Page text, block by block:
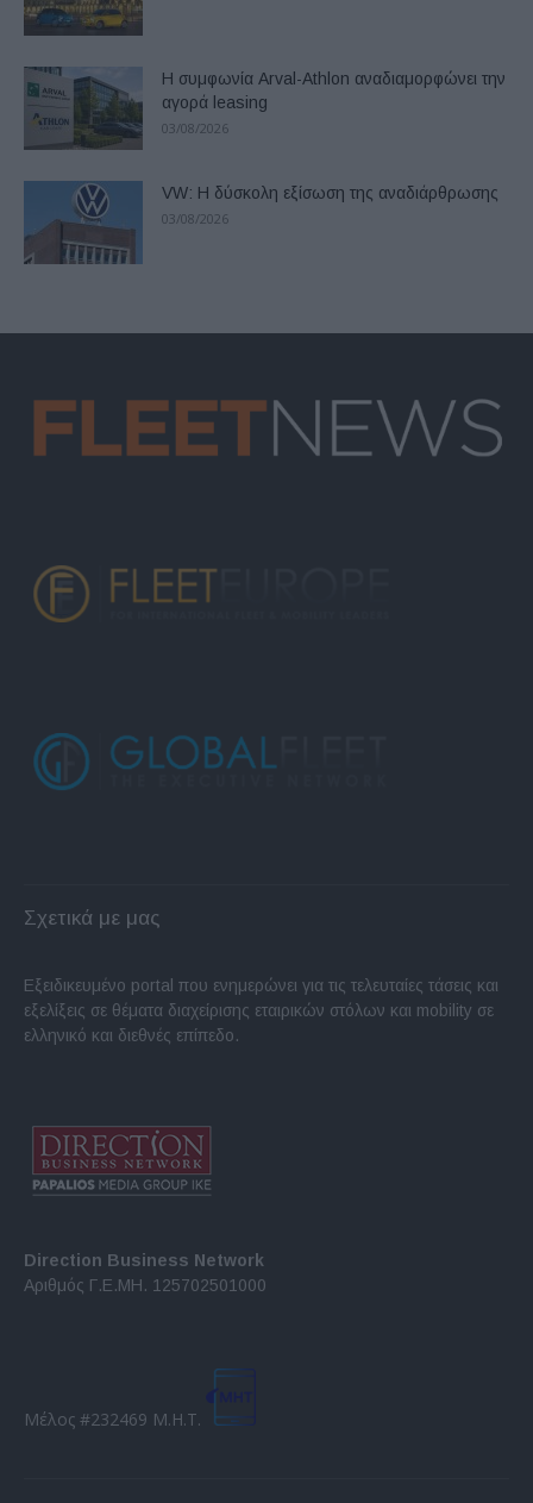
Η συμφωνία Arval-Athlon αναδιαμορφώνει την
αγορά leasing
03/08/2026
VW: Η δύσκολη εξίσωση της αναδιάρθρωσης
03/08/2026
Σχετικά με μας
Εξειδικευμένο portal που ενημερώνει για τις τελευταίες τάσεις και
εξελίξεις σε θέματα διαχείρισης εταιρικών στόλων και mobility σε
ελληνικό και διεθνές επίπεδο.
Direction Business Network
Αριθμός Γ.Ε.ΜΗ. 125702501000
Μέλος #232469 Μ.Η.Τ.